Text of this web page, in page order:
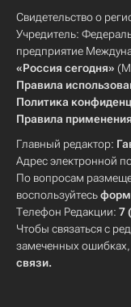
Свидетельство о
Учредитель:
предприятие
«Россия сегодня»
Правила
Политика
Правила
Главный редактор:
Адрес электронной
По вопросам
воспользуйтесь
Телефон Редакции: 7
Чтобы связаться с
замеченных ошибках,
связи.